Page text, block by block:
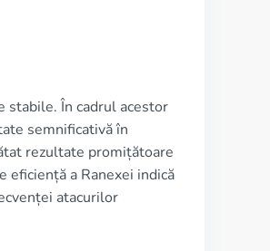
stabile. În cadrul acestor
semnificativă în
rezultate promițătoare
a Ranexei indică
atacurilor